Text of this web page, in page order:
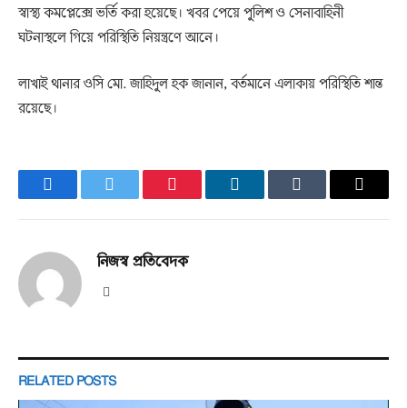
স্বাস্থ্য কমপ্লেক্সে ভর্তি করা হয়েছে। খবর পেয়ে পুলিশ ও সেনাবাহিনী
ঘটনাস্থলে গিয়ে পরিস্থিতি নিয়ন্ত্রণে আনে।
লাখাই থানার ওসি মো. জাহিদুল হক জানান, বর্তমানে এলাকায় পরিস্থিতি শান্ত
রয়েছে।
FacebookTwitter PinterestLinkedInTumblr Email
নিজস্ব প্রতিবেদক
RELATED POSTS